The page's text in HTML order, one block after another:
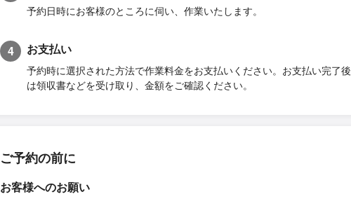
予約日時にお客様のところに伺い、作業いたします。
4 お支払い
予約時に選択された方法で作業料金をお支払いください。お支払い完了後
は領収書などを受け取り、金額をご確認ください。
ご予約の前に
お客様へのお願い